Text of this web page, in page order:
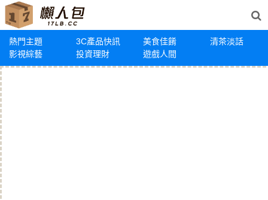
熱門主題 3C產品快訊 美食佳餚
清茶淡話
影視綜藝
投資理財 遊戲人間